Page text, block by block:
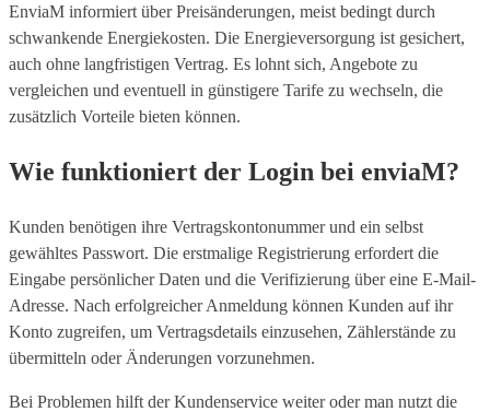
EnviaM informiert über Preisänderungen, meist bedingt durch
schwankende Energiekosten. Die Energieversorgung ist gesichert,
auch ohne langfristigen Vertrag. Es lohnt sich, Angebote zu
vergleichen und eventuell in günstigere Tarife zu wechseln, die
zusätzlich Vorteile bieten können.
Wie funktioniert der Login bei enviaM?
Kunden benötigen ihre Vertragskontonummer und ein selbst
gewähltes Passwort. Die erstmalige Registrierung erfordert die
Eingabe persönlicher Daten und die Verifizierung über eine E-Mail-
Adresse. Nach erfolgreicher Anmeldung können Kunden auf ihr
Konto zugreifen, um Vertragsdetails einzusehen, Zählerstände zu
übermitteln oder Änderungen vorzunehmen.
Bei Problemen hilft der Kundenservice weiter oder man nutzt die